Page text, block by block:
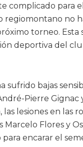
complicado para el
regiomontano no
torneo. Esta
deportiva del
sufrido bajas
Pierre Gignac
lesiones en las
Marcelo Flores y
encarar el